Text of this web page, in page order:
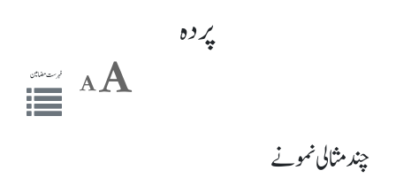
پردہ
فہرست مضامین
چند مثالی نمونے